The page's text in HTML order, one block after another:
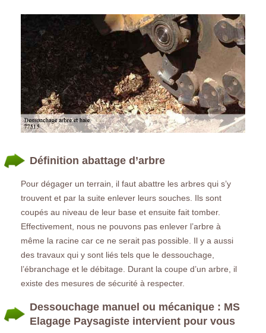
Définition abattage d’arbre
Pour dégager un terrain, il faut abattre les arbres qui s’y
trouvent et par la suite enlever leurs souches. Ils sont
coupés au niveau de leur base et ensuite fait tomber.
Effectivement, nous ne pouvons pas enlever l’arbre à
même la racine car ce ne serait pas possible. Il y a aussi
des travaux qui y sont liés tels que le dessouchage,
l’ébranchage et le débitage. Durant la coupe d’un arbre, il
existe des mesures de sécurité à respecter.
Dessouchage manuel ou mécanique : MS
Elagage Paysagiste intervient pour vous